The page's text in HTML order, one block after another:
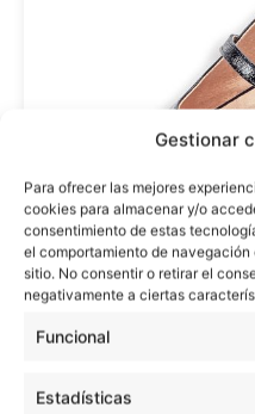
Gestionar
Para ofrecer las mejores
cookies para almacenar y/o
consentimiento de estas
el comportamiento de
sitio. No consentir o retirar el
negativamente a ciertas
Funcional
Estadísticas
11184